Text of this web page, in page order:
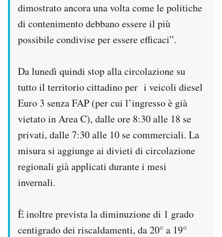
dimostrato ancora una volta come le politiche
di contenimento debbano essere il più
possibile condivise per essere efficaci”.
Da lunedì quindi stop alla circolazione su
tutto il territorio cittadino per i veicoli diesel
Euro 3 senza FAP (per cui l’ingresso è già
vietato in Area C), dalle ore 8:30 alle 18 se
privati, dalle 7:30 alle 10 se commerciali. La
misura si aggiunge ai divieti di circolazione
regionali già applicati durante i mesi
invernali.
È inoltre prevista la diminuzione di 1 grado
centigrado dei riscaldamenti, da 20° a 19°